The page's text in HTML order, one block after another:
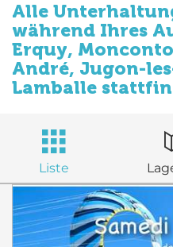
Alle
während Ihres
Erquy,
André, Jugon-
Lamballe
Liste